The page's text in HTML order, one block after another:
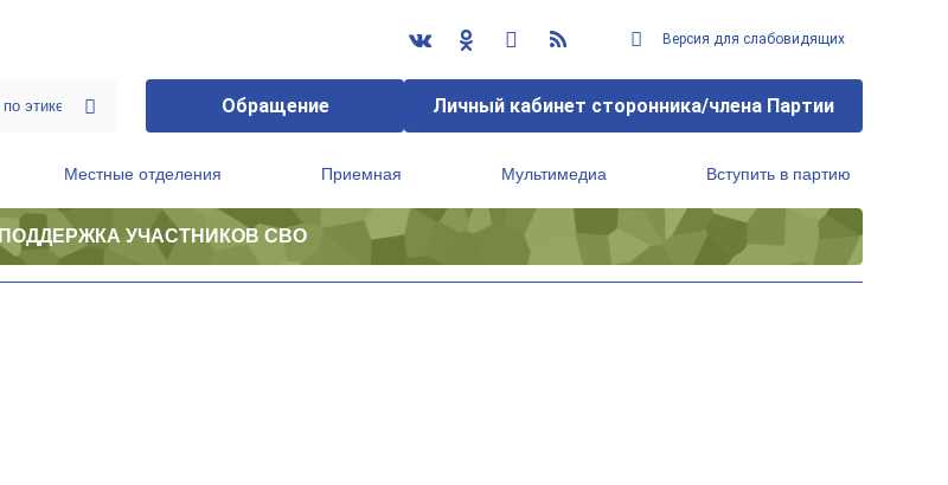
Версия для слабовидящих
Обращение Личный кабинет сторонника/члена Партии
Местные отделения Приемная Мультимедиа Вступить в партию
ПОДДЕРЖКА УЧАСТНИКОВ СВО